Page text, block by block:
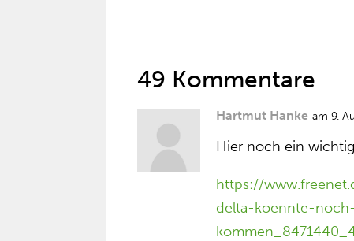
49 Kommentare
Hartmut Hanke am 9.
Hier noch ein
https://
delta-koennte-